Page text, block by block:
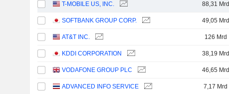
T-MOBILE US, INC. 88,31 Mrd
SOFTBANK GROUP CORP. 49,05 Mrd
AT&T INC. 126 Mrd
KDDI CORPORATION 38,19 Mrd
VODAFONE GROUP PLC 46,65 Mrd
ADVANCED INFO SERVICE 7,17 Mrd